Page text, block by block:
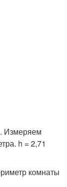
Измеряем
h = 2,71
комнаты